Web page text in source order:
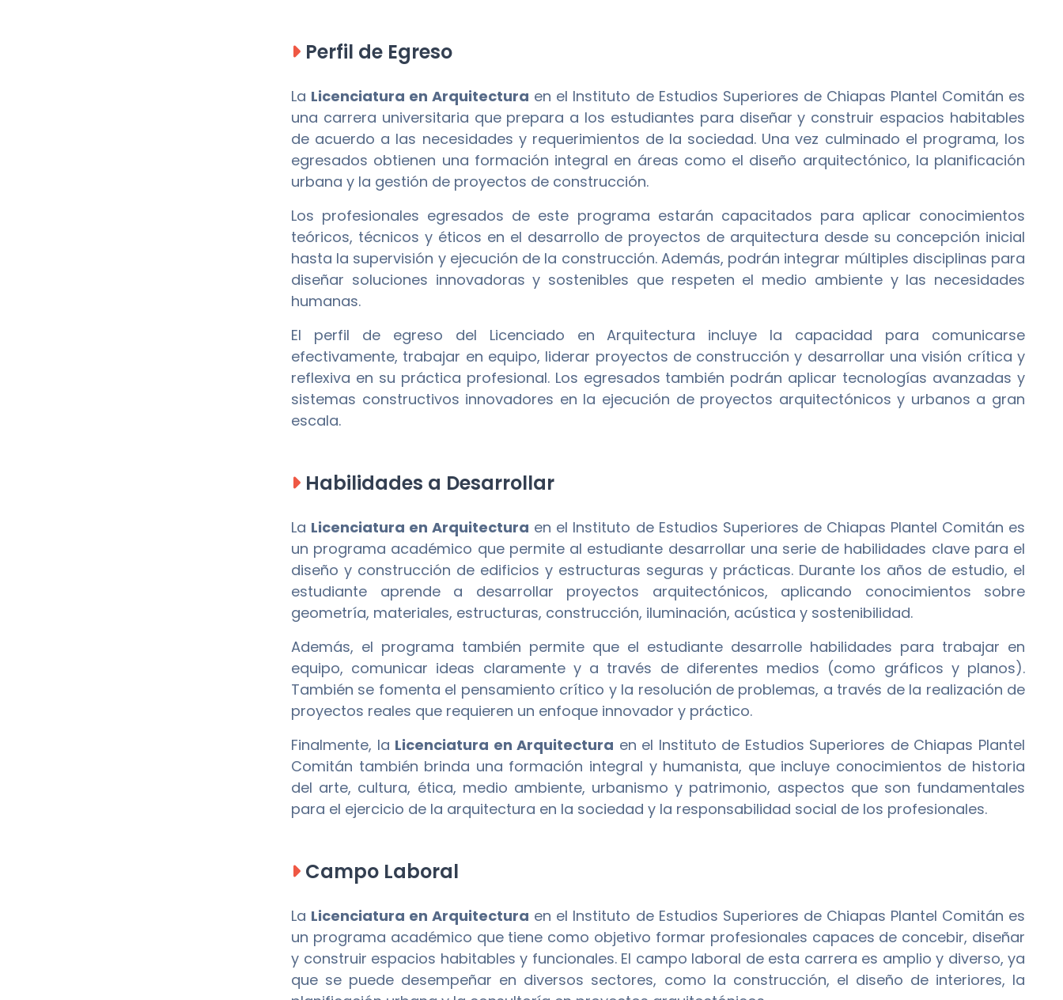
Perfil de Egreso
La Licenciatura en Arquitectura en el Instituto de Estudios Superiores de Chiapas Plantel Comitán es
una carrera universitaria que prepara a los estudiantes para diseñar y construir espacios habitables
de acuerdo a las necesidades y requerimientos de la sociedad. Una vez culminado el programa, los
egresados obtienen una formación integral en áreas como el diseño arquitectónico, la planificación
urbana y la gestión de proyectos de construcción.
Los profesionales egresados de este programa estarán capacitados para aplicar conocimientos
teóricos, técnicos y éticos en el desarrollo de proyectos de arquitectura desde su concepción inicial
hasta la supervisión y ejecución de la construcción. Además, podrán integrar múltiples disciplinas para
diseñar soluciones innovadoras y sostenibles que respeten el medio ambiente y las necesidades
humanas.
El perfil de egreso del Licenciado en Arquitectura incluye la capacidad para comunicarse
efectivamente, trabajar en equipo, liderar proyectos de construcción y desarrollar una visión crítica y
reflexiva en su práctica profesional. Los egresados también podrán aplicar tecnologías avanzadas y
sistemas constructivos innovadores en la ejecución de proyectos arquitectónicos y urbanos a gran
escala.
Habilidades a Desarrollar
La Licenciatura en Arquitectura en el Instituto de Estudios Superiores de Chiapas Plantel Comitán es
un programa académico que permite al estudiante desarrollar una serie de habilidades clave para el
diseño y construcción de edificios y estructuras seguras y prácticas. Durante los años de estudio, el
estudiante aprende a desarrollar proyectos arquitectónicos, aplicando conocimientos sobre
geometría, materiales, estructuras, construcción, iluminación, acústica y sostenibilidad.
Además, el programa también permite que el estudiante desarrolle habilidades para trabajar en
equipo, comunicar ideas claramente y a través de diferentes medios (como gráficos y planos).
También se fomenta el pensamiento crítico y la resolución de problemas, a través de la realización de
proyectos reales que requieren un enfoque innovador y práctico.
Finalmente, la Licenciatura en Arquitectura en el Instituto de Estudios Superiores de Chiapas Plantel
Comitán también brinda una formación integral y humanista, que incluye conocimientos de historia
del arte, cultura, ética, medio ambiente, urbanismo y patrimonio, aspectos que son fundamentales
para el ejercicio de la arquitectura en la sociedad y la responsabilidad social de los profesionales.
Campo Laboral
La Licenciatura en Arquitectura en el Instituto de Estudios Superiores de Chiapas Plantel Comitán es
un programa académico que tiene como objetivo formar profesionales capaces de concebir, diseñar
y construir espacios habitables y funcionales. El campo laboral de esta carrera es amplio y diverso, ya
que se puede desempeñar en diversos sectores, como la construcción, el diseño de interiores, la